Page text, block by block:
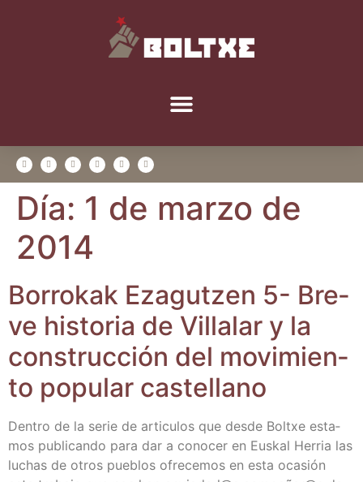
Día: 1 de marzo de
2014
Borro­kak Eza­gutzen 5- Bre­
ve his­to­ria de Villa­lar y la
cons­truc­ción del movi­mien­
to popu­lar castellano
Den­tro de la serie de articu­los que des­de Boltxe esta­
mos publi­can­do para dar a cono­cer en Eus­kal Herria las
luchas de otros pue­blos ofre­ce­mos en esta oca­sión